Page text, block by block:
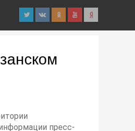
пресс-